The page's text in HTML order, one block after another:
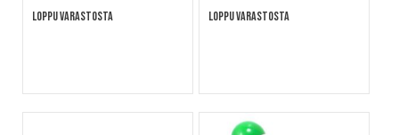
Loppu varastosta Loppu varastosta